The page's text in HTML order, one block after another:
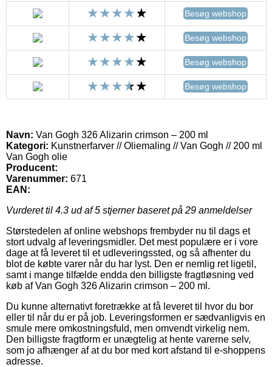
Besøg webshop
Besøg webshop
Besøg webshop
Besøg webshop
Navn: Van Gogh 326 Alizarin crimson – 200 ml
Kategori: Kunstnerfarver // Oliemaling // Van Gogh // 200 ml
Van Gogh olie
Producent:
Varenummer: 671
EAN:
Vurderet til 4.3 ud af 5 stjerner baseret på 29 anmeldelser
Størstedelen af online webshops frembyder nu til dags et
stort udvalg af leveringsmidler. Det mest populære er i vore
dage at få leveret til et udleveringssted, og så afhenter du
blot de købte varer når du har lyst. Den er nemlig ret ligetil,
samt i mange tilfælde endda den billigste fragtløsning ved
køb af Van Gogh 326 Alizarin crimson – 200 ml.
Du kunne alternativt foretrække at få leveret til hvor du bor
eller til når du er på job. Leveringsformen er sædvanligvis en
smule mere omkostningsfuld, men omvendt virkelig nem.
Den billigste fragtform er unægtelig at hente varerne selv,
som jo afhænger af at du bor med kort afstand til e-shoppens
adresse.